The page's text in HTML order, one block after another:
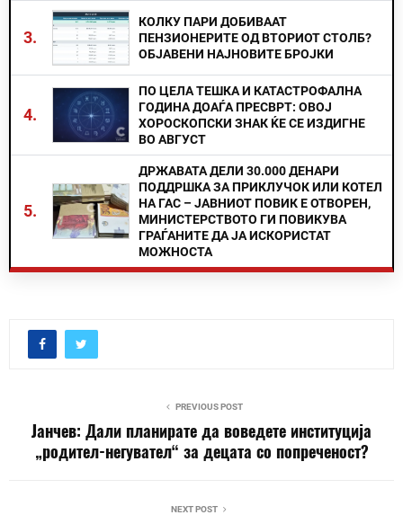
3.
КОЛКУ ПАРИ ДОБИВААТ
ПЕНЗИОНЕРИТЕ ОД ВТОРИОТ СТОЛБ?
ОБЈАВЕНИ НАЈНОВИТЕ БРОЈКИ
4.
ПО ЦЕЛА ТЕШКА И КАТАСТРОФАЛНА
ГОДИНА ДОАЃА ПРЕСВРТ: ОВОЈ
ХОРОСКОПСКИ ЗНАК ЌЕ СЕ ИЗДИГНЕ
ВО АВГУСТ
5.
ДРЖАВАТА ДЕЛИ 30.000 ДЕНАРИ
ПОДДРШКА ЗА ПРИКЛУЧОК ИЛИ КОТЕЛ
НА ГАС – ЈАВНИОТ ПОВИК Е ОТВОРЕН,
МИНИСТЕРСТВОТО ГИ ПОВИКУВА
ГРАЃАНИТЕ ДА ЈА ИСКОРИСТАТ
МОЖНОСТА
PREVIOUS POST
Јанчев: Дали планирате да воведете институција
„родител-негувател“ за децата со попреченост?
NEXT POST